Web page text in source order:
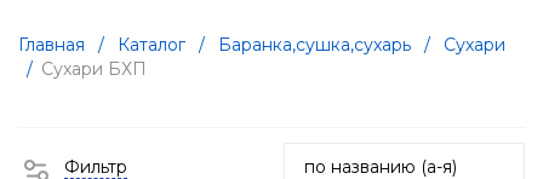
Главная / Каталог / Баранка,сушка,сухарь /
Сухари
/ Сухари БХП
Фильтр